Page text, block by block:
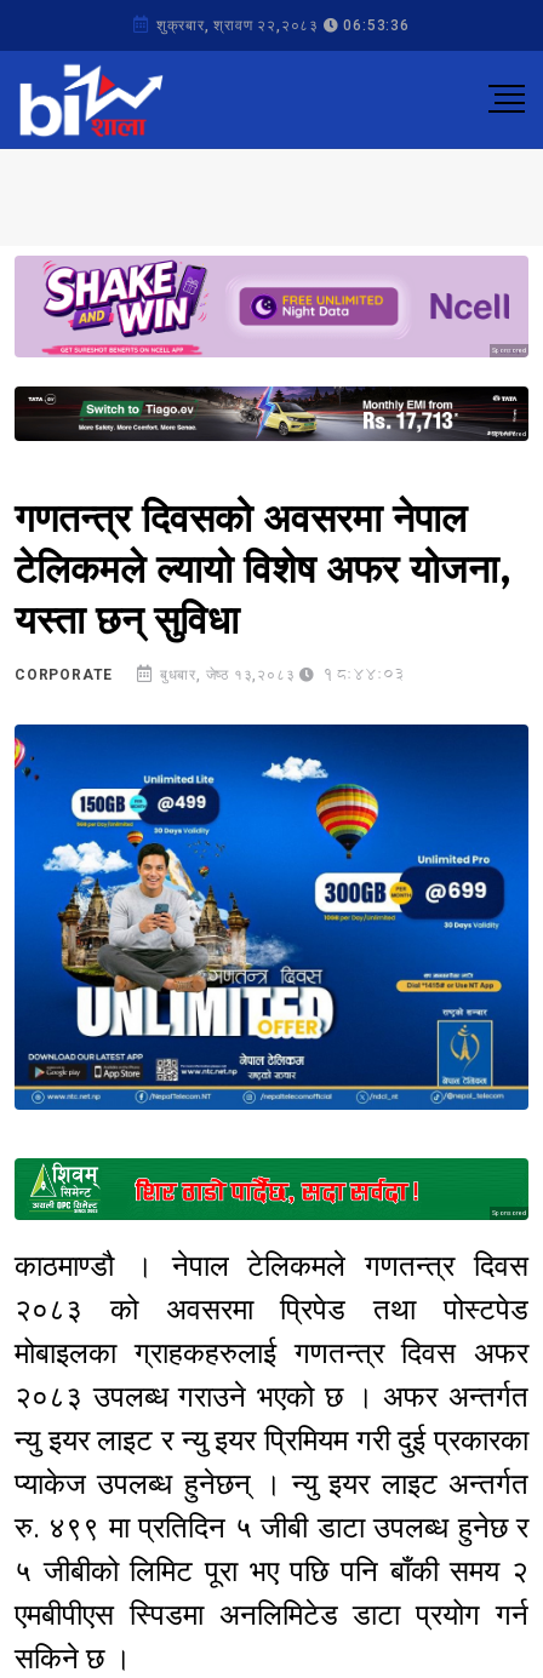
शुक्रबार, श्रावण २२,२०८३ 06:53:36
Sponsored
Sponsored
गणतन्त्र दिवसको अवसरमा नेपाल
टेलिकमले ल्यायो विशेष अफर योजना,
यस्ता छन् सुविधा
CORPORATE बुधबार, जेष्ठ १३,२०८३ 18:44:03
Sponsored
काठमाण्डौ । नेपाल टेलिकमले गणतन्त्र दिवस
२०८३ को अवसरमा प्रिपेड तथा पोस्टपेड
मोबाइलका ग्राहकहरुलाई गणतन्त्र दिवस अफर
२०८३ उपलब्ध गराउने भएको छ । अफर अन्तर्गत
न्यु इयर लाइट र न्यु इयर प्रिमियम गरी दुई प्रकारका
प्याकेज उपलब्ध हुनेछन् । न्यु इयर लाइट अन्तर्गत
रु. ४९९ मा प्रतिदिन ५ जीबी डाटा उपलब्ध हुनेछ र
५ जीबीको लिमिट पूरा भए पछि पनि बाँकी समय २
एमबीपीएस स्पिडमा अनलिमिटेड डाटा प्रयोग गर्न
सकिने छ ।